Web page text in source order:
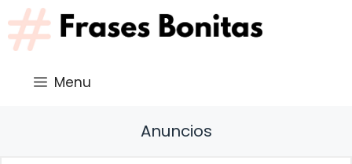
Saltar
al
contenido
Menu
Anuncios